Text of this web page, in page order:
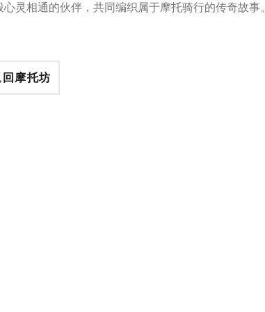
心灵相通的伙伴，共同编织属于摩托骑行的传奇故事。
摩托坊